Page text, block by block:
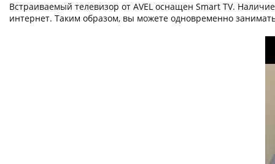
Встраиваемый телевизор от AVEL оснащен Smart TV.
интернет. Таким образом, вы можете одновременно